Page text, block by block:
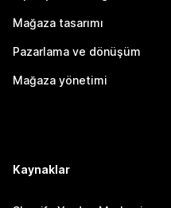
Mağaza tasarımı
Pazarlama ve dönüşüm
Mağaza yönetimi
Kaynaklar